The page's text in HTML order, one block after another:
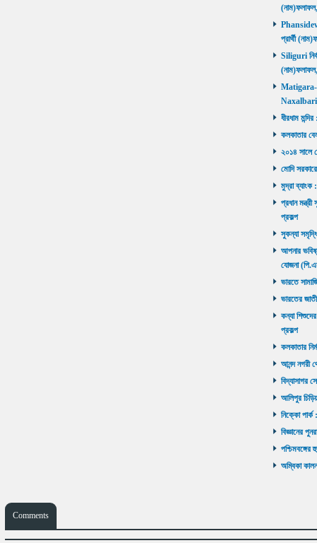
প্রার্থী
Siliguri
Matigara-
Naxalbari
ধীরধাম
কলকাতার
২০১৪ সালে
মোদি
মুদ্রা ব্যাংক
প্রধান
প্রকল্প
সুকন্যা
আপনার
যোজনা
ভারতে
ভারতের
কন্যা
প্রকল্প
কলকাতার
আনন্দ নগরী
বিদ্যাসাগর
আলিপুর
নিক্কো পার্ক
বিজ্ঞানের
পশ্চিমবঙ্গের
অম্বিকা
Comments